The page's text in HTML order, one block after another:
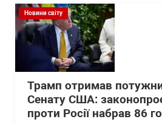
Новини світу
Трамп отримав
Сенату США:
проти Росії набрав 86